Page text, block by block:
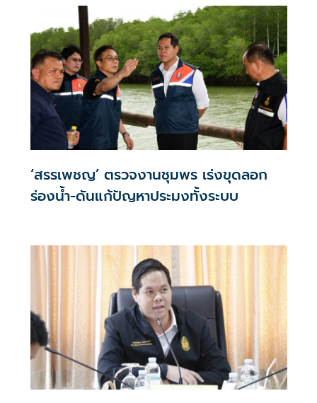
‘สรรเพชญ’ ตรวจงานชุมพร เร่งขุดลอก
ร่องน้ำ-ดันแก้ปัญหาประมงทั้งระบบ